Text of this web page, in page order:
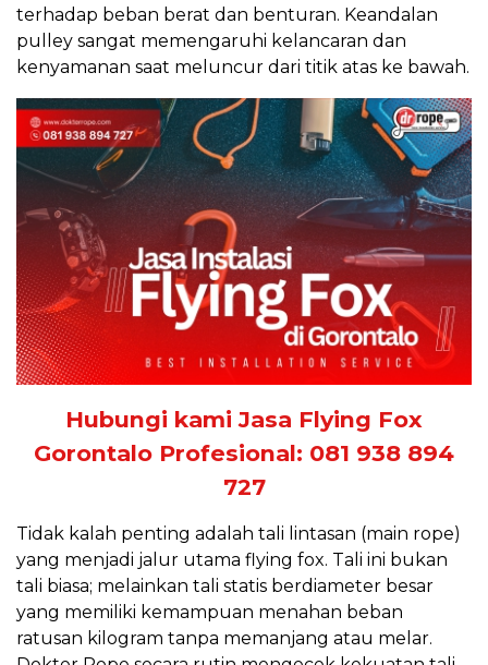
terhadap beban berat dan benturan. Keandalan
pulley sangat memengaruhi kelancaran dan
kenyamanan saat meluncur dari titik atas ke bawah.
Hubungi kami Jasa Flying Fox
Gorontalo Profesional: 081 938 894
727
Tidak kalah penting adalah tali lintasan (main rope)
yang menjadi jalur utama flying fox. Tali ini bukan
tali biasa; melainkan tali statis berdiameter besar
yang memiliki kemampuan menahan beban
ratusan kilogram tanpa memanjang atau melar.